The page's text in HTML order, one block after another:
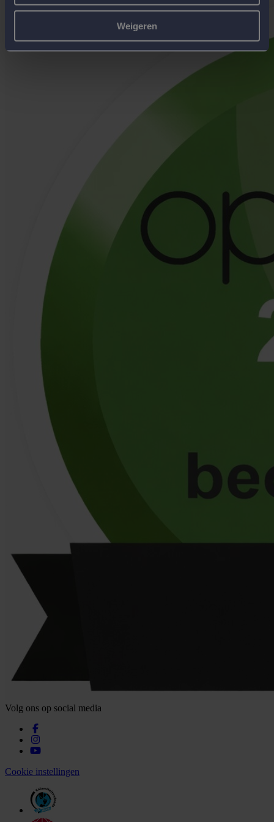
Weigeren
Volg ons op social media
Cookie instellingen